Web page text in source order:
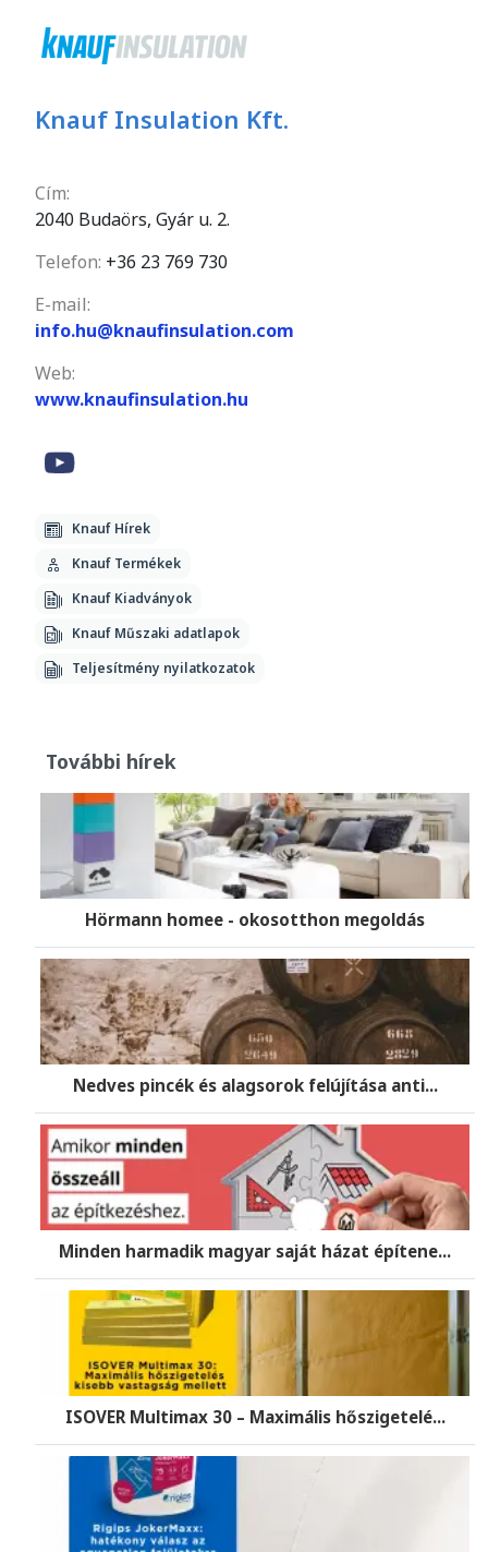
Knauf Insulation Kft.
Cím:
2040 Budaörs, Gyár u. 2.
Telefon: +36 23 769 730
E-mail:
info.hu@knaufinsulation.com
Web:
www.knaufinsulation.hu
Knauf Hírek
Knauf Termékek
Knauf Kiadványok
Knauf Műszaki adatlapok
Teljesítmény nyilatkozatok
További hírek
Hörmann homee - okosotthon megoldás
Nedves pincék és alagsorok felújítása anti...
Minden harmadik magyar saját házat építene...
ISOVER Multimax 30 – Maximális hőszigetelé...